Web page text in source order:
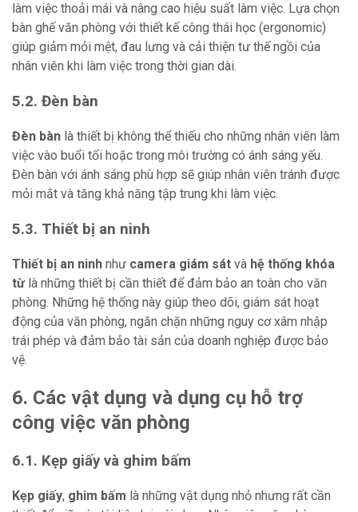
làm việc thoải mái và nâng cao hiệu suất làm việc. Lựa chọn
bàn ghế văn phòng với thiết kế công thái học (ergonomic)
giúp giảm mỏi mệt, đau lưng và cải thiện tư thế ngồi của
nhân viên khi làm việc trong thời gian dài.
5.2. Đèn bàn
Đèn bàn là thiết bị không thể thiếu cho những nhân viên làm
việc vào buổi tối hoặc trong môi trường có ánh sáng yếu.
Đèn bàn với ánh sáng phù hợp sẽ giúp nhân viên tránh được
mỏi mắt và tăng khả năng tập trung khi làm việc.
5.3. Thiết bị an ninh
Thiết bị an ninh như camera giám sát và hệ thống khóa
từlà những thiết bị cần thiết để đảm bảo an toàn cho văn
phòng. Những hệ thống này giúp theo dõi, giám sát hoạt
động của văn phòng, ngăn chặn những nguy cơ xâm nhập
trái phép và đảm bảo tài sản của doanh nghiệp được bảo
vệ.
6. Các vật dụng và dụng cụ hỗ trợ
công việc văn phòng
6.1. Kẹp giấy và ghim bấm
Kẹp giấy, ghim bấm là những vật dụng nhỏ nhưng rất cần